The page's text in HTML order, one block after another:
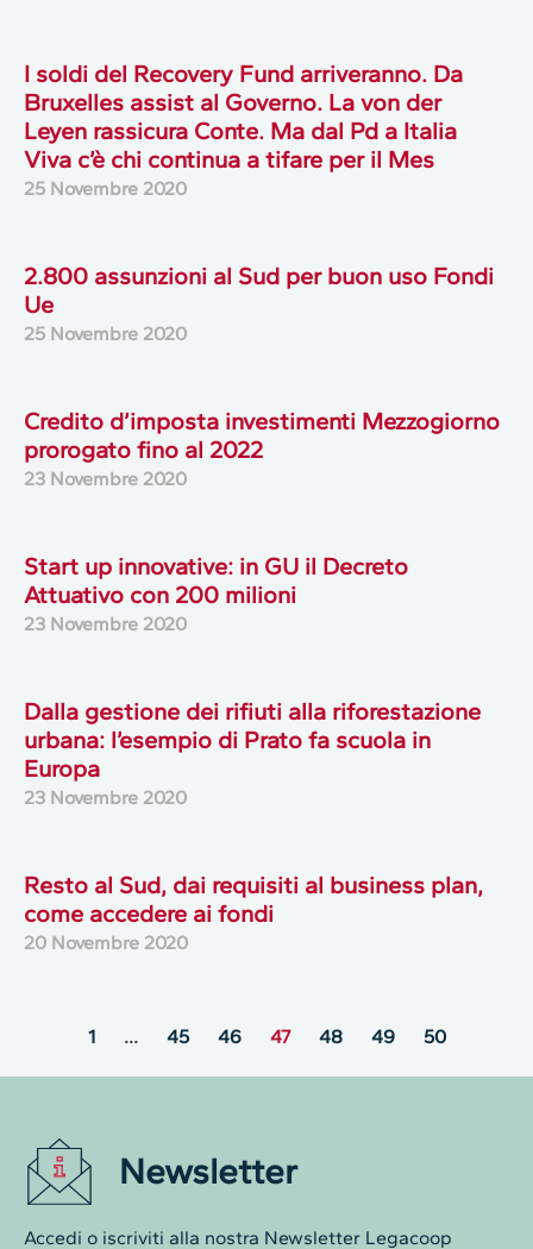
I soldi del Recovery Fund arriveranno. Da
Bruxelles assist al Governo. La von der
Leyen rassicura Conte. Ma dal Pd a Italia
Viva c’è chi continua a tifare per il Mes
25 Novembre 2020
2.800 assunzioni al Sud per buon uso Fondi
Ue
25 Novembre 2020
Credito d’imposta investimenti Mezzogiorno
prorogato fino al 2022
23 Novembre 2020
Start up innovative: in GU il Decreto
Attuativo con 200 milioni
23 Novembre 2020
Dalla gestione dei rifiuti alla riforestazione
urbana: l’esempio di Prato fa scuola in
Europa
23 Novembre 2020
Resto al Sud, dai requisiti al business plan,
come accedere ai fondi
20 Novembre 2020
1 … 45 46 47 48 49 50
Newsletter
Accedi o iscriviti alla nostra Newsletter Legacoop